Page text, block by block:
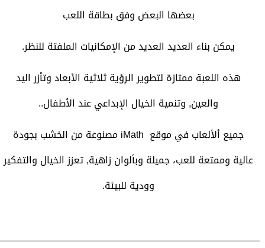
بعضها البعض وفق بطاقة اللعب
يمكن بناء العديد العديد من الإمكانيات الملفتة للنظر.
هذه اللعبة ممتازة لتطوير الرؤية ثلاثية الأبعاد وتأزر اليد
والعين, وتنمية الخيال الإبداعي عند الأطفال..
جميع ألألعاب في موقع iMath مصنوعة من الخشب بجودة
عالية وممتعة للعب، جميلة وبألوان زاهية, تعزز الخيال والتفكير
وودية للبيئة.